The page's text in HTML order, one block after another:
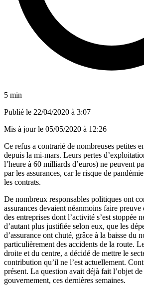
5 min
Publié le 22/04/2020 à 3:07
Mis à jour le 05/05/2020 à 12:26
Ce refus a contrarié de nombreuses petites
depuis la mi-mars. Leurs pertes
l’heure à 60 milliards d’euros) ne peuvent
par les assurances, car le risque de
les contrats.
De nombreux responsables politiques ont
assurances devaient néanmoins faire
des entreprises dont l’activité s’est stoppée
d’autant plus justifiée selon eux, que les
d’assurance ont chuté, grâce à la baisse du
particulièrement des accidents de la route.
droite et du centre, a décidé de mettre le
contribution qu’il ne l’est actuellement.
présent. La question avait déjà fait l’objet
gouvernement, ces dernières semaines.